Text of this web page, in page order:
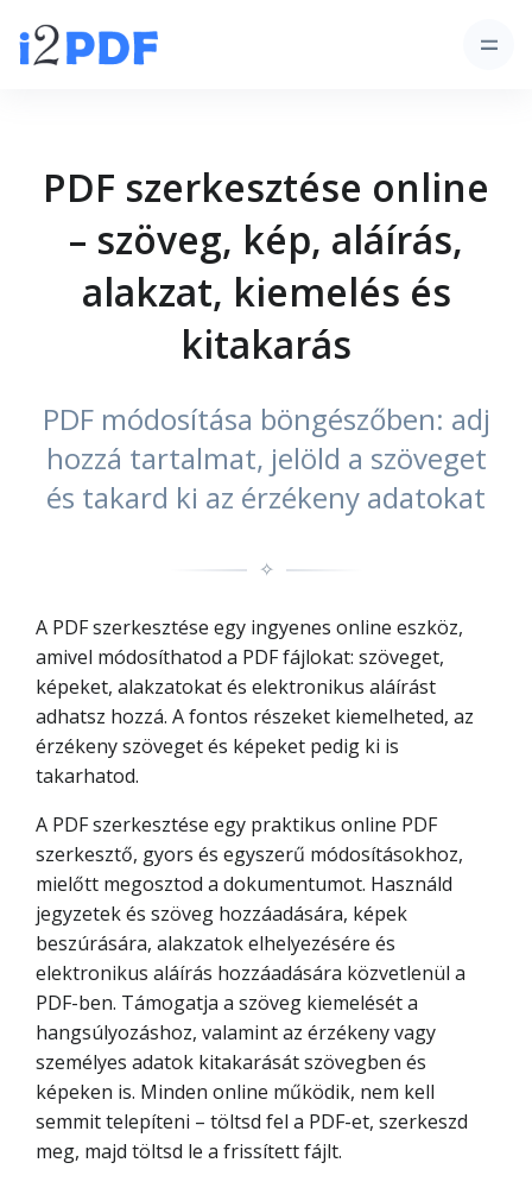
PDF szerkesztése online
– szöveg, kép, aláírás,
alakzat, kiemelés és
kitakarás
PDF módosítása böngészőben: adj
hozzá tartalmat, jelöld a szöveget
és takard ki az érzékeny adatokat
✧
A PDF szerkesztése egy ingyenes online eszköz,
amivel módosíthatod a PDF fájlokat: szöveget,
képeket, alakzatokat és elektronikus aláírást
adhatsz hozzá. A fontos részeket kiemelheted, az
érzékeny szöveget és képeket pedig ki is
takarhatod.
A PDF szerkesztése egy praktikus online PDF
szerkesztő, gyors és egyszerű módosításokhoz,
mielőtt megosztod a dokumentumot. Használd
jegyzetek és szöveg hozzáadására, képek
beszúrására, alakzatok elhelyezésére és
elektronikus aláírás hozzáadására közvetlenül a
PDF-ben. Támogatja a szöveg kiemelését a
hangsúlyozáshoz, valamint az érzékeny vagy
személyes adatok kitakarását szövegben és
képeken is. Minden online működik, nem kell
semmit telepíteni – töltsd fel a PDF-et, szerkeszd
meg, majd töltsd le a frissített fájlt.